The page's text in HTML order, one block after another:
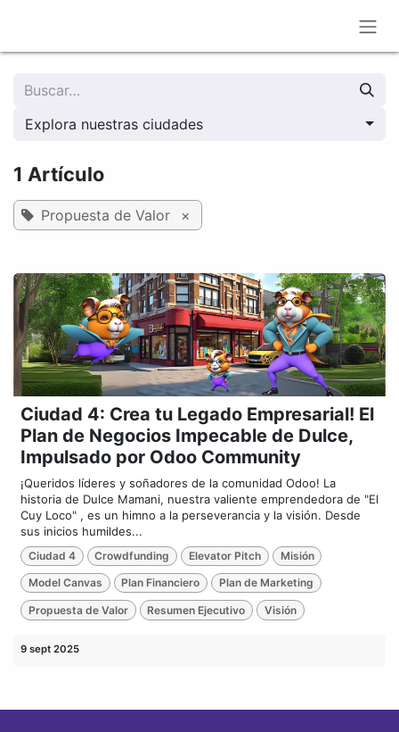
Explora nuestras ciudades
1 Artículo
Propuesta de Valor ×
Ciudad 4: Crea tu Legado Empresarial! El
Plan de Negocios Impecable de Dulce,
Impulsado por Odoo Community
¡Queridos líderes y soñadores de la comunidad Odoo! La
historia de Dulce Mamani, nuestra valiente emprendedora de "El
Cuy Loco" , es un himno a la perseverancia y la visión. Desde
sus inicios humildes...
Ciudad 4 Crowdfunding Elevator Pitch Misión
Model Canvas Plan Financiero Plan de Marketing
Propuesta de Valor Resumen Ejecutivo Visión
9 sept 2025